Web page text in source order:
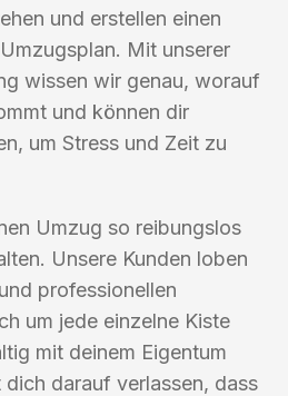
und erstellen einen
Mit unserer
wissen wir genau, worauf
und können dir
um Stress und Zeit zu
Umzug so reibungslos
Unsere Kunden loben
professionellen
um jede einzelne Kiste
mit deinem Eigentum
darauf verlassen, dass